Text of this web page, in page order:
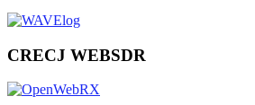
CRECJ WEBSDR